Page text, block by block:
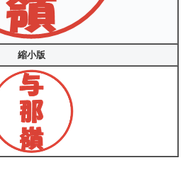
縮小版